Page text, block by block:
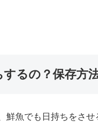
るの？保存方
鮮魚でも日持ちをさせ